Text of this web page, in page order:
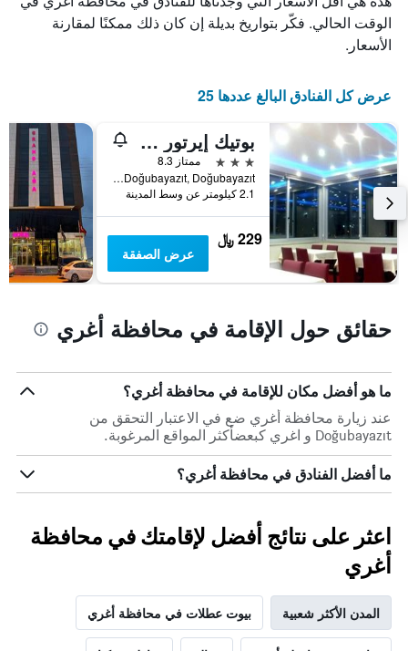
الذي
يعرض
أيام
يتضمن
المخطط
التالي
محور
Y
الذي
يعرض
متوسط
سعر
غرفة
الوقت الحالي. فكّر بتواريخ بديلة إن كان ذلك ممكنًا لمقارنة
الأسعار.
عرض كل الفنادق البالغ عددها 25
بوتيك إيرتور هوتل
3 نجوم
ممتاز 8.3
Çevre Yolu Üzeri Doğubayazıt, Doğubayazıt, تركيا
2.1 كيلومتر عن وسط المدينة
229 ﷼
عرض الصفقة
حقائق حول الإقامة في محافظة أغري
ما هو أفضل مكان للإقامة في محافظة أغري؟
عند زيارة محافظة أغري ضع في الاعتبار التحقق من
Doğubayazıt و اغري كبعضأكثر المواقع المرغوبة.
ما أفضل الفنادق في محافظة أغري؟
اعثر على نتائج أفضل لإقامتك في محافظة
أغري
المدن الأكثر شعبية بيوت عطلات في محافظة أغري